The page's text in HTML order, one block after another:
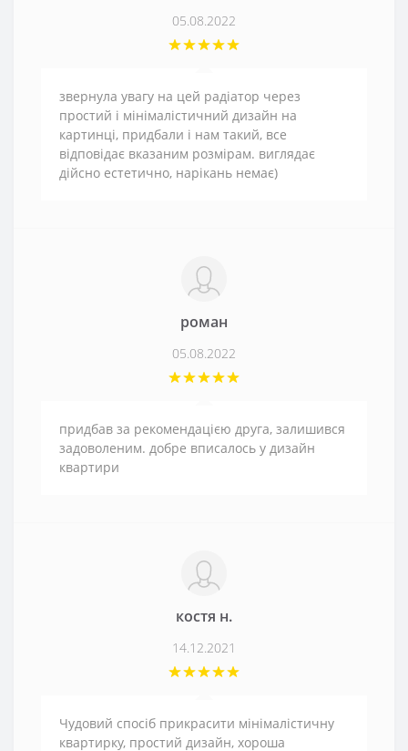
05.08.2022
звернула увагу на цей радіатор через
простий і мінімалістичний дизайн на
картинці, придбали і нам такий, все
відповідає вказаним розмірам. виглядає
дійсно естетично, нарікань немає)
роман
05.08.2022
придбав за рекомендацією друга, залишився
задоволеним. добре вписалось у дизайн
квартири
костя н.
14.12.2021
Чудовий спосіб прикрасити мінімалістичну
квартирку, простий дизайн, хороша